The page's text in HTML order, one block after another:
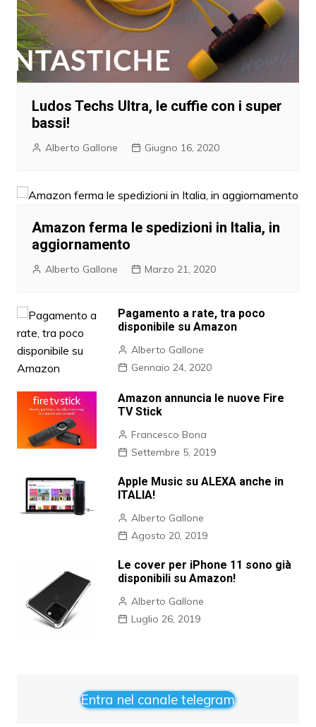
Ludos Techs Ultra, le cuffie con i super
bassi!
Alberto Gallone Giugno 16, 2020
Amazon ferma le spedizioni in Italia, in
aggiornamento
Alberto Gallone Marzo 21, 2020
Pagamento a rate, tra poco
disponibile su Amazon
Alberto Gallone
Gennaio 24, 2020
Amazon annuncia le nuove Fire
TV Stick
Francesco Bona
Settembre 5, 2019
Apple Music su ALEXA anche in
ITALIA!
Alberto Gallone
Agosto 20, 2019
Le cover per iPhone 11 sono già
disponibili su Amazon!
Alberto Gallone
Luglio 26, 2019
Entra nel canale telegram